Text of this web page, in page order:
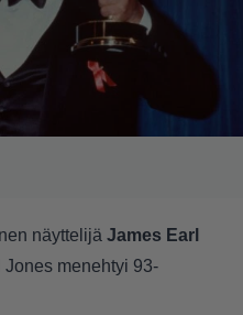
näyttelijä James Earl
menehtyi 93-